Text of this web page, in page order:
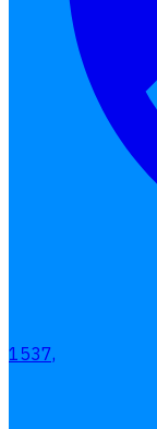
1537,